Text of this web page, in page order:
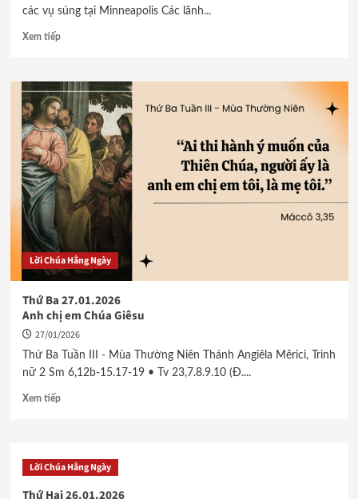
các vụ súng tại Minneapolis Các lãnh...
Xem tiếp
Lời Chúa Hằng Ngày
Thứ Ba 27.01.2026
Anh chị em Chúa Giêsu
27/01/2026
Thứ Ba Tuần III - Mùa Thường Niên Thánh Angiêla Mêrici, Trinh
nữ 2 Sm 6,12b-15.17-19 • Tv 23,7.8.9.10 (Đ....
Xem tiếp
Lời Chúa Hằng Ngày
Thứ Hai 26.01.2026